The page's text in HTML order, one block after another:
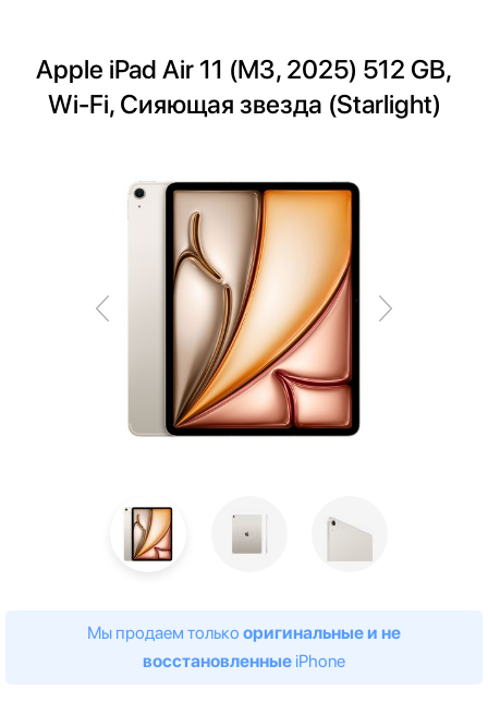
Apple iPad Air 11 (M3, 2025) 512 GB,
Wi-Fi, Сияющая звезда (Starlight)
Мы продаем только оригинальные и не
восстановленные iPhone